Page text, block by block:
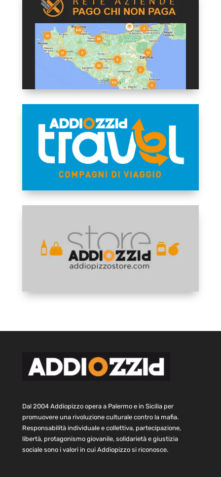
Dal 2004 Addiopizzo opera a Palermo e in Sicilia per
promuovere una rivoluzione culturale contro la mafia.
Responsabilità individuale e collettiva, partecipazione,
libertà, protagonismo giovanile, solidarietà e giustizia
sociale sono i valori in cui Addiopizzo si riconosce.